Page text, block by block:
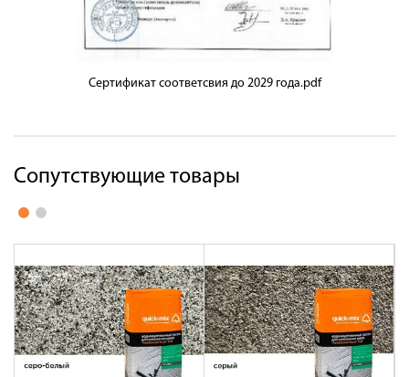
Сертификат соответсвия до 2029 года.pdf
Сопутствующие товары